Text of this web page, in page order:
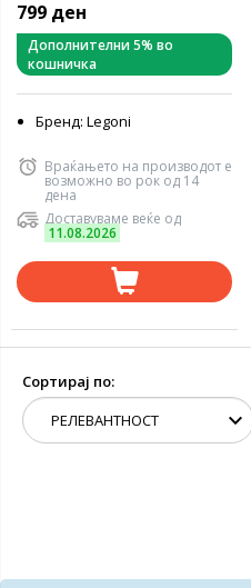
799 ден
Дополнителни 5% во
кошничка
Бренд: Legoni
Враќањето на производот е
возможно во рок од 14
дена
Доставуваме веќе од
11.08.2026
Сортирај по: